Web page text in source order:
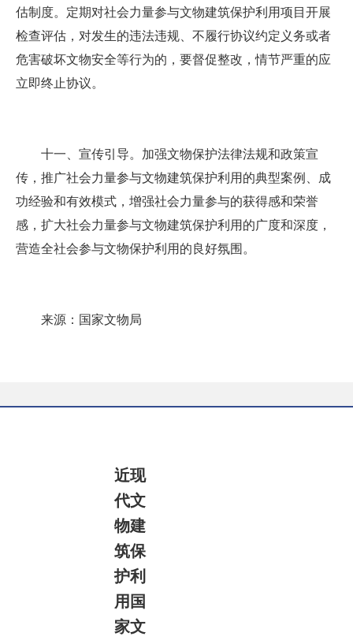
估制度。定期对社会力量参与文物建筑保护利用项目开展
检查评估，对发生的违法违规、不履行协议约定义务或者
危害破坏文物安全等行为的，要督促整改，情节严重的应
立即终止协议。
十一、宣传引导。加强文物保护法律法规和政策宣
传，推广社会力量参与文物建筑保护利用的典型案例、成
功经验和有效模式，增强社会力量参与的获得感和荣誉
感，扩大社会力量参与文物建筑保护利用的广度和深度，
营造全社会参与文物保护利用的良好氛围。
来源：国家文物局
近现
代文
物建
筑保
护利
用国
家文